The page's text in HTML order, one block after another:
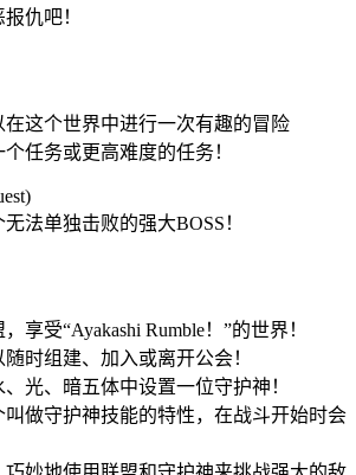
仇吧！
这个世界中进行一次有趣的冒险
任务或更高难度的任务！
法单独击败的强大BOSS！
享受“Ayakashi Rumble！”的世界！
时组建、加入或离开公会！
光、暗五体中设置一位守护神！
做守护神技能的特性，在战斗开始时会